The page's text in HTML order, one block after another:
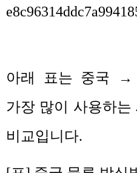
아래 표는 중국 →
가장 많이 사용하
비교입니다.